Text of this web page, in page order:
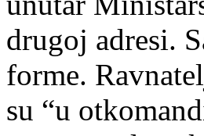
drugoj adresi.
forme.
su “u